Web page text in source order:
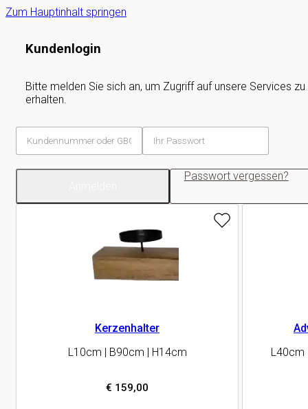
Zum Hauptinhalt springen
Kundenlogin
Bitte melden Sie sich an, um Zugriff auf unsere Services zu
erhalten.
Passwort vergessen?
Kerzenhalter
L10cm | B90cm | H14cm
€ 159,00
L40cm